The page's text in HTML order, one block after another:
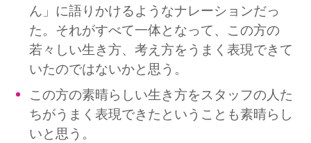
ん」に語りかけるようなナレーションだっ
た。それがすべて一体となって、この方の
若々しい生き方、考え方をうまく表現できて
いたのではないかと思う。
この方の素晴らしい生き方をスタッフの人た
ちがうまく表現できたということも素晴らし
いと思う。